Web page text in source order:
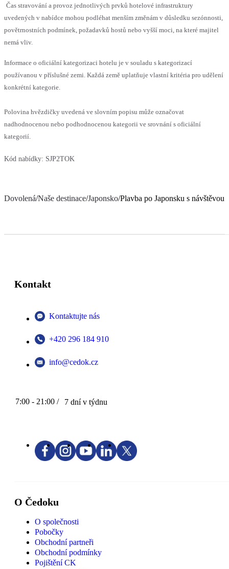
Čas stravování a provoz jednotlivých prvků hotelové infrastruktury
uvedených v nabídce mohou podléhat menším změnám v důsledku sezónnosti,
povětrnostních podmínek, požadavků hostů nebo vyšší moci, na které majitel
nemá vliv.
Informace o oficiální kategorizaci hotelu je v souladu s kategorizací
používanou v příslušné zemi. Každá země uplatňuje vlastní kritéria pro udělení
konkrétní kategorie.
Polovina hvězdičky uvedená ve slovním popisu může označovat
nadhodnocenou nebo podhodnocenou kategorii ve srovnání s oficiální
kategorií.
Kód nabídky: SJP2TOK
Dovolená/Naše destinace/Japonsko/Plavba po Japonsku s návštěvou
Kontakt
Kontaktujte nás
+420 296 184 910
info@cedok.cz
7:00 - 21:00 / 7 dní v týdnu
O Čedoku
O společnosti
Pobočky
Obchodní partneři
Obchodní podmínky
Pojištění CK